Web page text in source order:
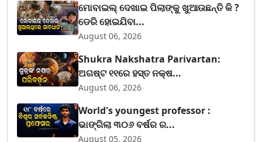
ମୋବାଇଲ୍ ଦେଖାଇ ପିଲାଙ୍କୁ ଖୁଆଉଛନ୍ତି କି ?
ଡେରି ହୋଇଯିବା...
August 06, 2026
Shukra Nakshatra Parivartan:
ଅଗଷ୍ଟ ୧୧ରେ ହସ୍ତ ନକ୍ଷ...
August 06, 2026
World's youngest professor :
ଭାଙ୍ଗିଲା ୩୦୬ ବର୍ଷର ର...
August 05, 2026